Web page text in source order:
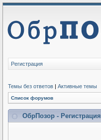
Регистрация
Темы без ответов | Активные темы
Список форумов
ОбрПозор - Регистрация